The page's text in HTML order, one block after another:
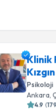
Klinik
Kızgın
Psikoloji
Ankara,
4.9 (179